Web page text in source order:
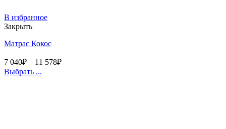
В избранное
Закрыть
Матрас Кокос
7 040₽ – 11 578₽
Выбрать ...